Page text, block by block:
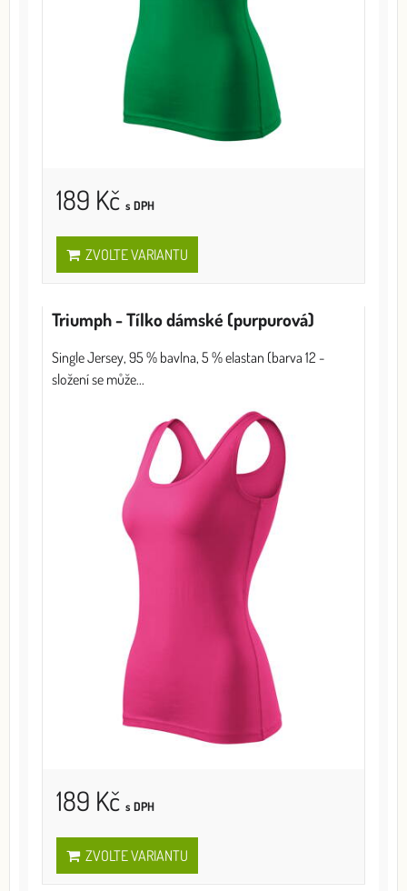
189 Kč s DPH
ZVOLTE VARIANTU
Triumph - Tílko dámské (purpurová)
Single Jersey, 95 % bavlna, 5 % elastan (barva 12 -
složení se může...
189 Kč s DPH
ZVOLTE VARIANTU